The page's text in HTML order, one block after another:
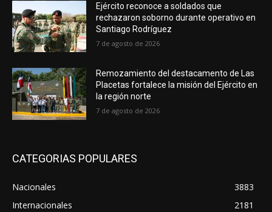
Ejército reconoce a soldados que
rechazaron soborno durante operativo en
Santiago Rodríguez
7 de agosto de 2026
Remozamiento del destacamento de Las
Placetas fortalece la misión del Ejército en
la región norte
7 de agosto de 2026
CATEGORIAS POPULARES
Nacionales
3883
Internacionales
2181